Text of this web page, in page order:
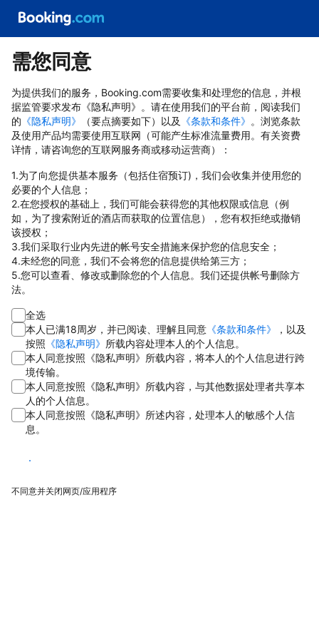
需您同意
为提供我们的服务，Booking.com需要收集和处理您的信息，并根
据监管要求发布《隐私声明》。请在使用我们的平台前，阅读我们
的 《隐私声明》 （要点摘要如下）以及 《条款和条件》 。浏览条款
及使用产品均需要使用互联网（可能产生标准流量费用。有关资费
详情，请咨询您的互联网服务商或移动运营商）：
1.为了向您提供基本服务（包括住宿预订)，我们会收集并使用您的
必要的个人信息；
2.在您授权的基础上，我们可能会获得您的其他权限或信息（例
如，为了搜索附近的酒店而获取的位置信息），您有权拒绝或撤销
该授权；
3.我们采取行业内先进的帐号安全措施来保护您的信息安全；
4.未经您的同意，我们不会将您的信息提供给第三方；
5.您可以查看、修改或删除您的个人信息。我们还提供帐号删除方
法。
全选
本人已满18周岁，并已阅读、理解且同意 《条款和条件》
，以及
按照 《隐私声明》 所载内容处理本人的个人信息。
本人同意按照《隐私声明》所载内容，将本人的个人信息进行跨
境传输。
本人同意按照《隐私声明》所载内容，与其他数据处理者共享本
人的个人信息。
本人同意按照《隐私声明》所述内容，处理本人的敏感个人信
息。
同意
不同意并关闭网页/应用程序